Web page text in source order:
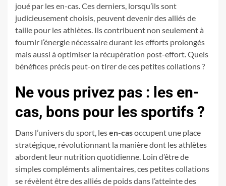
joué par les en-cas. Ces derniers, lorsqu’ils sont
judicieusement choisis, peuvent devenir des alliés de
taille pour les athlètes. Ils contribuent non seulement à
fournir l’énergie nécessaire durant les efforts prolongés
mais aussi à optimiser la récupération post-effort. Quels
bénéfices précis peut-on tirer de ces petites collations ?
Ne vous privez pas : les en-
cas, bons pour les sportifs ?
Dans l’univers du sport, lesen-casoccupent une place
stratégique, révolutionnant la manière dont les athlètes
abordent leur nutrition quotidienne. Loin d’être de
simples compléments alimentaires, ces petites collations
se révèlent être des alliés de poids dans l’atteinte des